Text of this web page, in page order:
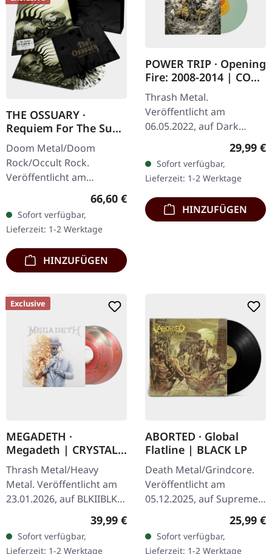
THE OSSUARY ·
Requiem For The Sun
| WOODEN LP+MC+CD
BOX
Doom Metal/Doom
Rock/Occult Rock.
Veröffentlicht am
23.05.2025, auf Supreme
Chaos Records. Ultra
schwere, handgearbeitete
Holzbox mit graviertem
Logo…
Regulärer Preis:
66,60 €
Sofort verfügbar,
Lieferzeit: 1-2 Werktage
HINZUFÜGEN
POWER TRIP · Opening
Fire: 2008-2014 | COKE
BOTTLE CLEAR GREEN
LP
Thrash Metal.
Veröffentlicht am
06.05.2022, auf Dark
Operative. Coke Bottle
Clear Vinyl. Limitierte
Auflage. Power Trip
liefern pure Energie mit…
29,99 €
Sofort verfügbar,
Lieferzeit: 1-2 Werktage
HINZUFÜGEN
Exclusive
MEGADETH ·
Megadeth | CRYSTAL
RED ORGANZA 2LP
Thrash Metal/Heavy
Metal. Veröffentlicht am
23.01.2026, auf BLKIIBLK.
"Crystal Red Organza"
Doppel-Vinyl im Gatefold-
Cover. Exklusive Version
Regulärer Preis:
39,99 €
Sofort verfügbar,
Lieferzeit: 1-2 Werktage
ABORTED · Global
Flatline | BLACK LP
Death Metal/Grindcore.
Veröffentlicht am
05.12.2025, auf Supreme
Schwarzes Vinyl im
Gatefold-Cover. Vinyl-
25,99 €
Sofort verfügbar,
Lieferzeit: 1-2 Werktage